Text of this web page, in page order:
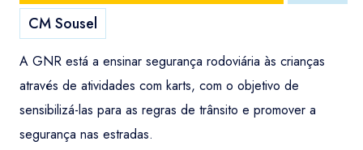
CM Sousel
A GNR está a ensinar segurança rodoviária às crianças
através de atividades com karts, com o objetivo de
sensibilizá-las para as regras de trânsito e promover a
segurança nas estradas.